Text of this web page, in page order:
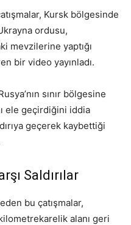
Kursk bölgesinde
ordusu,
mevzilerine yaptığı
bir video yayınladı.
sınır bölgesine
ele geçirdiğini iddia
geçerek kaybettiği
Saldırılar
bu çatışmalar,
alanı geri